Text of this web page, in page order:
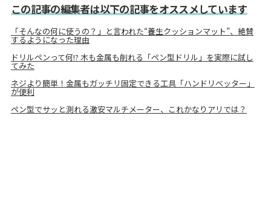
この記事の編集者は以下の記事をオススメしています
「そんなの何に使うの？」と言われた“養生クッションマット”、絶賛
するようになった理由
ドリルペンって何!? 木も金属も削れる「ペン型ドリル」を実際に試し
てみた
ネジより簡単！金属もガッチリ固定できる工具「ハンドリベッター」
が便利
ペン型でサッと測れる激安マルチメーター、これかなりアリでは？